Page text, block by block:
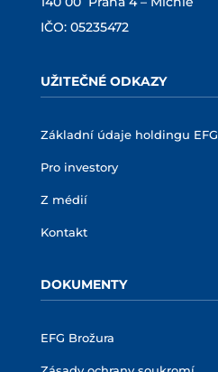
IČO: 05235472
UŽITEČNÉ ODKAZY
Základní údaje holdingu EFG
Pro investory
Z médií
Kontakt
DOKUMENTY
EFG Brožura